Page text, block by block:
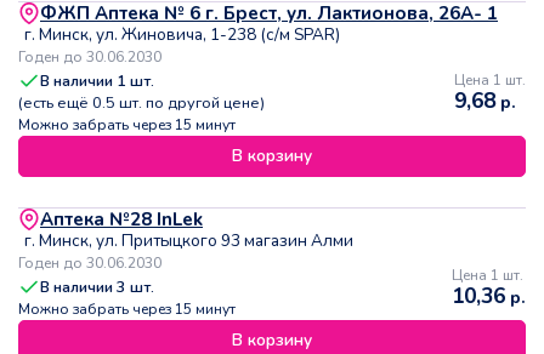
ФЖП Аптека № 6 г. Брест, ул. Лактионова, 26А- 1
г. Минск, ул. Жиновича, 1-238 (с/м SPAR)
Годен до 30.06.2030
В наличии 1 шт.
(есть ещё 0.5 шт. по другой цене)
Можно забрать через 15 минут
Цена 1 шт.
9,68р.
В корзину
Аптека №28 InLek
г. Минск, ул. Притыцкого 93 магазин Алми
Годен до 30.06.2030
В наличии3 шт.
Можно забрать через 15 минут
Цена 1 шт.
10,36 р.
В корзину